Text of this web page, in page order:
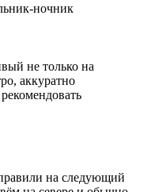
ночник
не только на
аккуратно
на следующий